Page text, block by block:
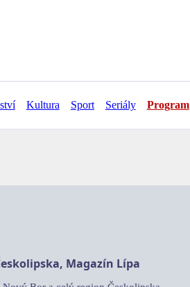
Kultura Sport Seriály Program
Magazín Lípa